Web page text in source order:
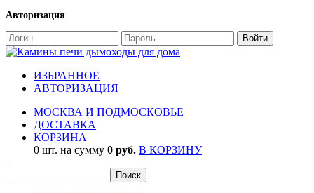
Авторизация
ИЗБРАННОЕ
АВТОРИЗАЦИЯ
МОСКВА И ПОДМОСКОВЬЕ
ДОСТАВКА
КОРЗИНА
0 шт. на сумму 0 руб. В КОРЗИНУ